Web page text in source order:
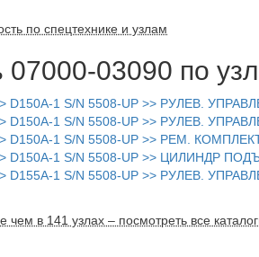
по спецтехнике и узлам
03090 по
1 S/N 5508-UP >> РУЛЕВ.
1 S/N 5508-UP >> РУЛЕВ.
1 S/N 5508-UP >> РЕМ.
1 S/N 5508-UP >> ЦИЛИНДР
1 S/N 5508-UP >> РУЛЕВ.
в 141 узлах – посмотреть все